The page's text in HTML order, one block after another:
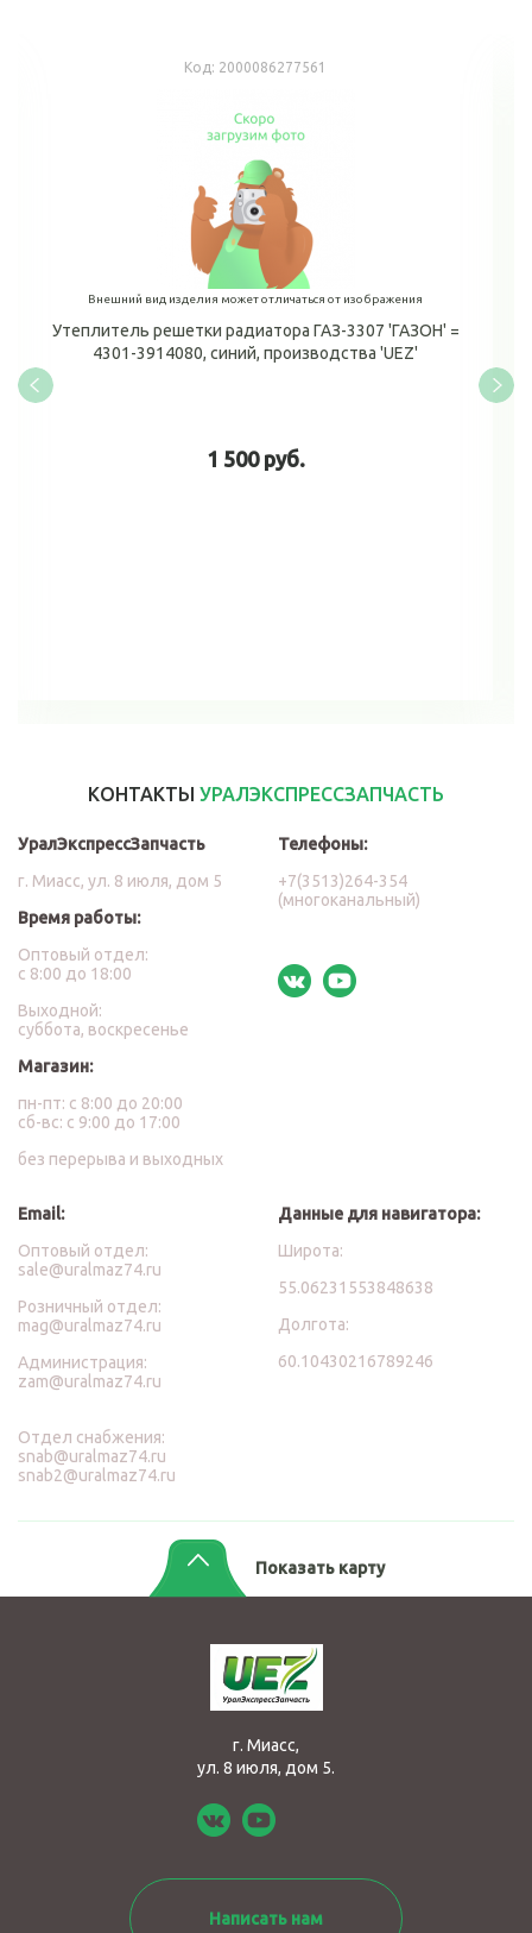
Код: 2000086277561
Внешний вид изделия может отличаться от изображения
Утеплитель решетки радиатора ГАЗ-3307 'ГАЗОН' =
4301-3914080, синий, производства 'UEZ'
1 500 руб.
КОНТАКТЫ УРАЛЭКСПРЕССЗАПЧАСТЬ
УралЭкспрессЗапчасть
г. Миасс, ул. 8 июля, дом 5
Время работы:
Оптовый отдел:
с 8:00 до 18:00
Выходной:
суббота, воскресенье
Магазин:
пн-пт: с 8:00 до 20:00
сб-вс: с 9:00 до 17:00
без перерыва и выходных
Телефоны:
+7(3513)264-354
(многоканальный)
Email:
Оптовый отдел:
sale@uralmaz74.ru
Розничный отдел:
mag@uralmaz74.ru
Администрация:
zam@uralmaz74.ru
Отдел снабжения:
snab@uralmaz74.ru
snab2@uralmaz74.ru
Данные для навигатора:
Широта:
55.06231553848638
Долгота:
60.10430216789246
Показать карту
г. Миасс,
ул. 8 июля, дом 5.
Написать нам